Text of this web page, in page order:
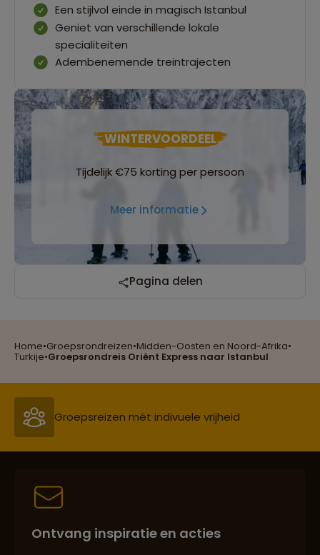
Home•Groepsrondreizen•Midden-Oosten en Noord-Afrika•
Turkije•Groepsrondreis Oriënt Express naar Istanbul
Een stijlvol einde in magisch Istanbul
Geniet van verschillende lokale
specialiteiten
Adembenemende treintrajecten
WINTERVOORDEEL
Tijdelijk €75 korting per persoon
Meer informatie
Pagina delen
Reizen met oog voor mens, cultuur en milieu
Groepsreizen mét indivuele vrijheid
Persoonlijk en deskundig reisadvies
Best beoordeelde reisroutes
Ontvang inspiratie en acties